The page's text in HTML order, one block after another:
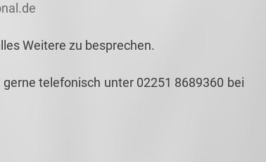
Weitere zu besprechen.
telefonisch unter 02251 8689360 bei